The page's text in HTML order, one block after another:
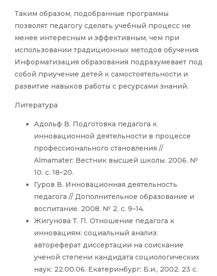
Таким образом, подобранные программы
позволят педагогу сделать учебный процесс не
менее интересным и эффективным, чем при
использовании традиционных методов обучения.
Информатизация образования подразумевает под
собой приучение детей к самостоятельности и
развитие навыков работы с ресурсами знаний.
Литература
Адольф В. Подготовка педагога к
инновационной деятельности в процессе
профессионального становления //
Almamater: Вестник высшей школы. 2006. №
10. с. 18–20.
Гуров В. Инновационная деятельность
педагога // Дополнительное образование и
воспитание. 2008. № 2. с. 9–14.
Жигунова Т. П. Отношение педагога к
инновациям: социальный анализ:
автореферат диссертации на соискание
ученой степени кандидата социологических
наук: 22.00.06. Екатеринбург: Б.и., 2002. 23 с.